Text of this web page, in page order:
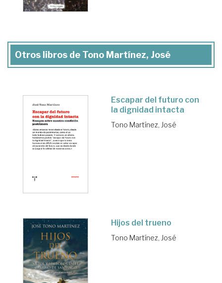
Otros libros de Tono Martínez, José
Escapar del futuro con
la dignidad intacta
Tono Martínez, José
Hijos del trueno
Tono Martínez, José